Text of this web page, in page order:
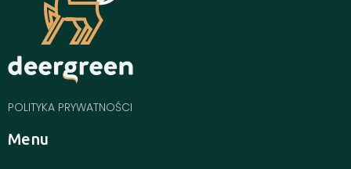
POLITYKA PRYWATNOŚCI
Menu